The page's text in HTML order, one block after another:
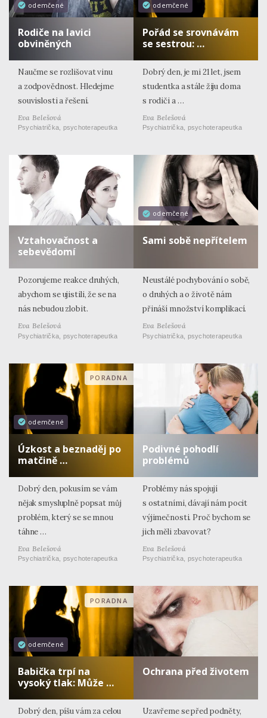
odemčené
Rodiče na lavici
obviněných
Naučme se rozlišovat vinu
a zodpovědnost. Hledejme
souvislosti a řešení.
Eva Belešová
Psychiatrička, psychoterapeutka
odemčené
Pořád se srovnávám
se sestrou: …
Dobrý den, je mi 21 let, jsem
studentka a stále žiju doma
s rodiči a …
Eva Belešová
Psychiatrička, psychoterapeutka
Vztahovačnost a
sebevědomí
Pozorujeme reakce druhých,
abychom se ujistili, že se na
nás nebudou zlobit.
Eva Belešová
Psychiatrička, psychoterapeutka
odemčené
Sami sobě nepřítelem
Neustálé pochybování o sobě,
o druhých a o životě nám
přináší množství komplikací.
Eva Belešová
Psychiatrička, psychoterapeutka
odemčené
PORADNA
Úzkost a beznaděj po
matčině …
Dobrý den, pokusím se vám
nějak smysluplně popsat můj
problém, který se se mnou
táhne …
Eva Belešová
Psychiatrička, psychoterapeutka
Podivné pohodlí
problémů
Problémy nás spojují
s ostatními, dávají nám pocit
výjimečnosti. Proč bychom se
jich měli zbavovat?
Eva Belešová
Psychiatrička, psychoterapeutka
odemčené
PORADNA
Babička trpí na
vysoký tlak: Může …
Dobrý den, píšu vám za celou
Ochrana před životem
Uzavřeme se před podněty,